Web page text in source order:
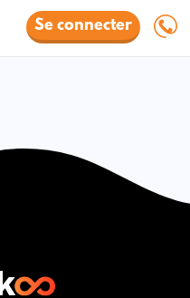
Se connecter